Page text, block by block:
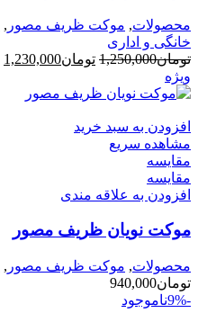
محصولات, موکت ظریف مصور ,
خانگی و اداری
تومان1,250,000 قیمت
تومان1,250,000
تومان1,230,000
ویژه
افزودن به سبد خرید
مشاهده سریع
مقایسه
مقایسه
افزودن به علاقه مندی
موکت نویان ظریف مصور
محصولات, موکت ظریف مصور ,
تومان940,000
-9%
ناموجود